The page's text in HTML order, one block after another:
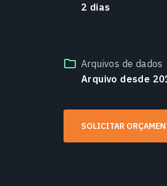
2 dias
Arquivos de dados
Arquivo desde
SOLICITAR